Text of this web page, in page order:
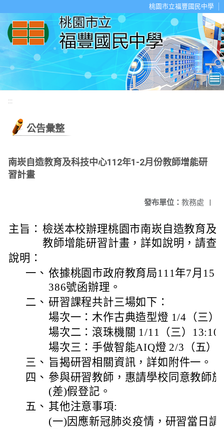
桃園市立福豐國民中學
:::
公告彙整
南崁自造教育及科技中心112年1-2月份教師增能研
習計畫
發布單位： 教務處 |
主旨： 檢送本校辦理桃園市南崁自造教育及
教師增能研習計畫，詳如說明，請查
說明：
一、 依據桃園市政府教育局111年7月15
386號函辦理。
二、 研習課程共計三場如下：
場次一：木作古典造型燈 1/4（三）
場次二：滾珠機關 1/11（三）
場次三：手做智能AIQ燈 2/3（五）
三、 旨揭研習相關資訊，詳如附件一。
四、 參與研習教師，惠請學校同意教師
(差)假登記。
五、 其他注意事項:
(一)因應新冠肺炎疫情，研習當日